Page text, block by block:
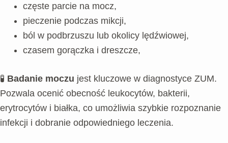
częste parcie na mocz,
pieczenie podczas mikcji,
ból w podbrzuszu lub okolicy lędźwiowej,
czasem gorączka i dreszcze,
🧪 Badanie moczu jest kluczowe w diagnostyce ZUM.
Pozwala ocenić obecność leukocytów, bakterii,
erytrocytów i białka, co umożliwia szybkie rozpoznanie
infekcji i dobranie odpowiedniego leczenia.